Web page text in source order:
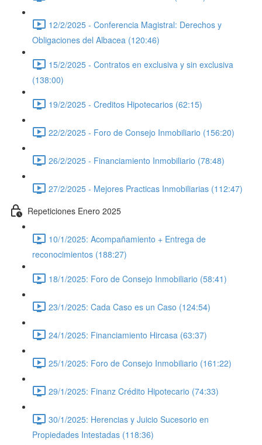
12/2/2025 - Conferencia Magistral: Derechos y
Obligaciones del Albacea (120:46)
15/2/2025 - Contratos en exclusiva y sin exclusiva
(138:00)
19/2/2025 - Creditos Hipotecarios (62:15)
22/2/2025 - Foro de Consejo Inmobiliario (156:20)
26/2/2025 - Financiamiento Inmobiliario (78:48)
27/2/2025 - Mejores Practicas Inmobiliarias (112:47)
Repeticiones Enero 2025
10/1/2025: Acompañamiento + Entrega de
reconocimientos (188:27)
18/1/2025: Foro de Consejo Inmobiliario (58:41)
23/1/2025: Cada Caso es un Caso (124:54)
24/1/2025: Financiamiento Hircasa (63:37)
25/1/2025: Foro de Consejo Inmobiliario (161:22)
29/1/2025: Finanz Crédito Hipotecario (74:33)
30/1/2025: Herencias y Juicio Sucesorio en
Propiedades Intestadas (118:36)